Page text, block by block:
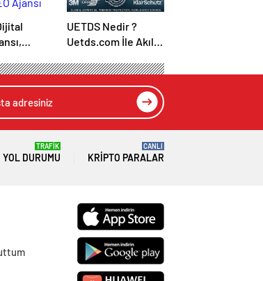
Ajansı
UETDS Nedir ?
Uetds.com İle Akıllı
Yazılımı
YOL DURUMU
TRAFİK
KRIPTO PARALAR
CANLI